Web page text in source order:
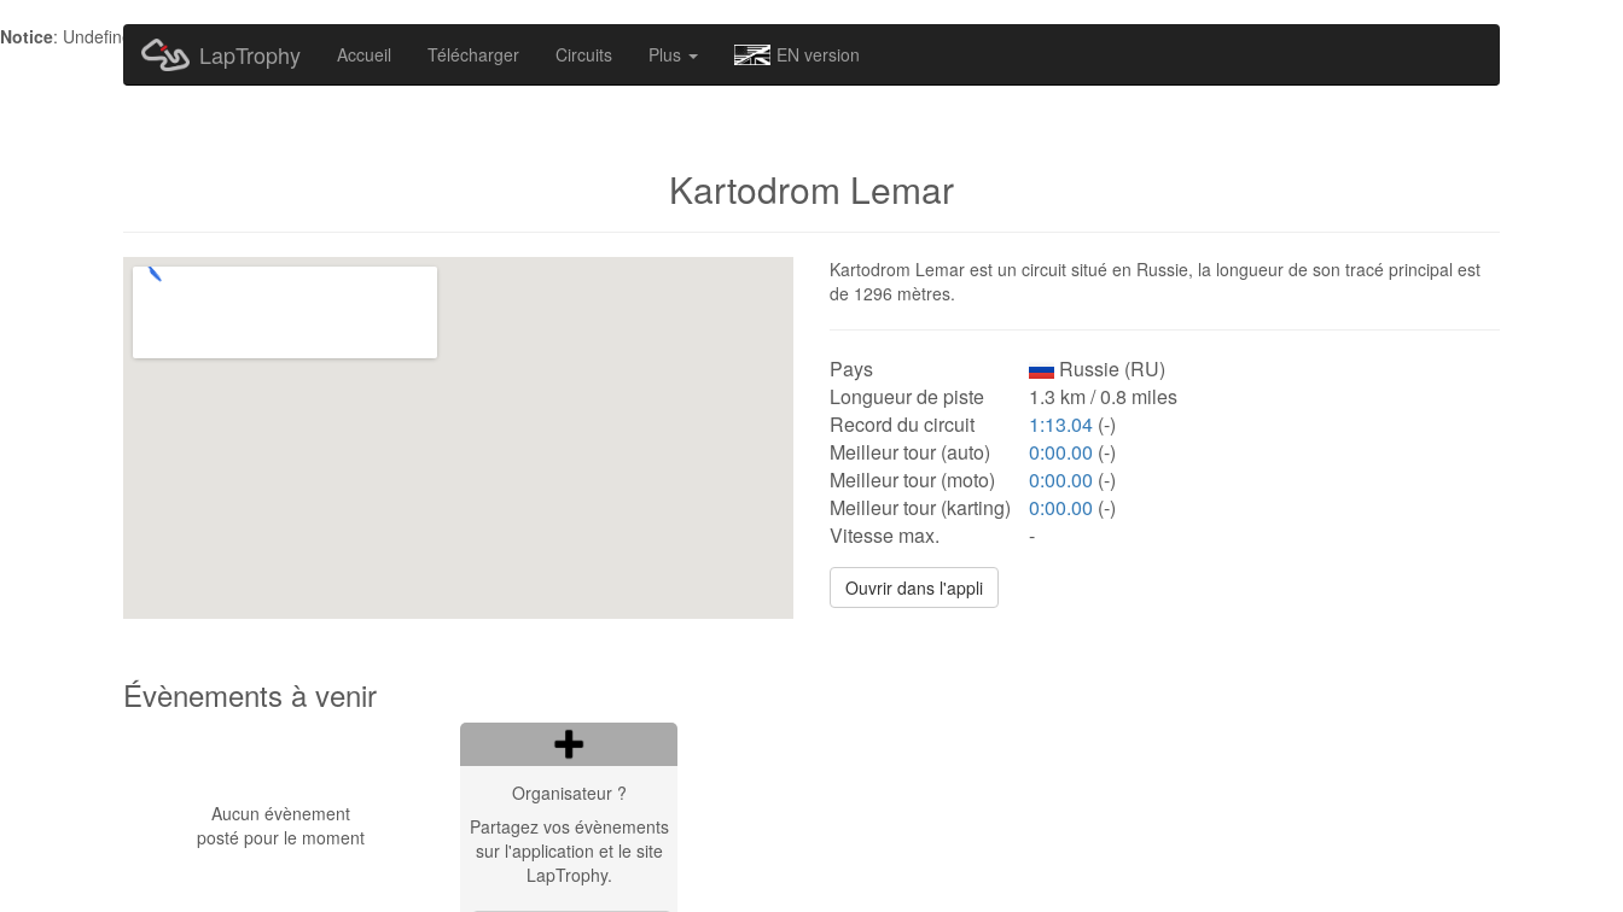
Notice: Undefined index: HTTP_ACCEPT_LANGUAGE in
LapTrophy Accueil Télécharger Circuits Plus EN version
Kartodrom Lemar
Kartodrom Lemar est un circuit situé en Russie, la longueur de son tracé principal est
de 1296 mètres.
Pays
Russie (RU)
Longueur de piste
1.3 km / 0.8 miles
Record du circuit
1:13.04 (-)
Meilleur tour (auto)
0:00.00 (-)
Meilleur tour (moto)
0:00.00 (-)
Meilleur tour (karting)
0:00.00 (-)
Vitesse max.
-
Ouvrir dans l'appli
Évènements à venir
Aucun évènement
posté pour le moment
Organisateur ?
Partagez vos évènements
sur l'application et le site
LapTrophy.